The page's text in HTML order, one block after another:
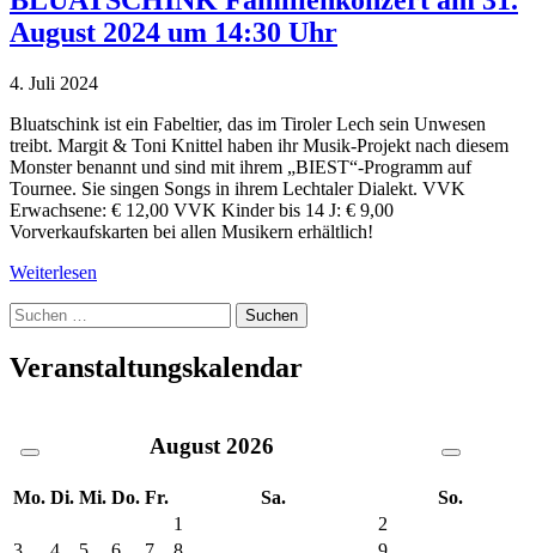
August 2024 um 14:30 Uhr
4. Juli 2024
Bluatschink ist ein Fabeltier, das im Tiroler Lech sein Unwesen
treibt. Margit & Toni Knittel haben ihr Musik-Projekt nach diesem
Monster benannt und sind mit ihrem „BIEST“-Programm auf
Tournee. Sie singen Songs in ihrem Lechtaler Dialekt. VVK
Erwachsene: € 12,00 VVK Kinder bis 14 J: € 9,00
Vorverkaufskarten bei allen Musikern erhältlich!
Weiterlesen
Suche
nach:
Veranstaltungskalendar
August 2026
Mo. Di. Mi. Do. Fr. Sa.
So.
1
2